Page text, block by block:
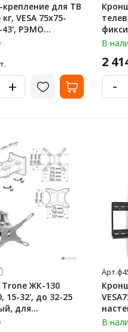
для ТВ
VESA 75х75-
43', РЭМО
960139
+
В
2
-
ЖК-130
15-32', до 32-25
для
Арт.
В